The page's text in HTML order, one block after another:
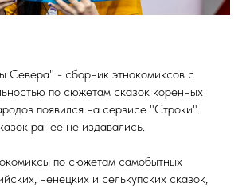
Севера" - сборник этнокомиксов с
по сюжетам сказок коренных
появился на сервисе "Строки".
ранее не издавались.
по сюжетам самобытных
ненецких и селькупских сказок,